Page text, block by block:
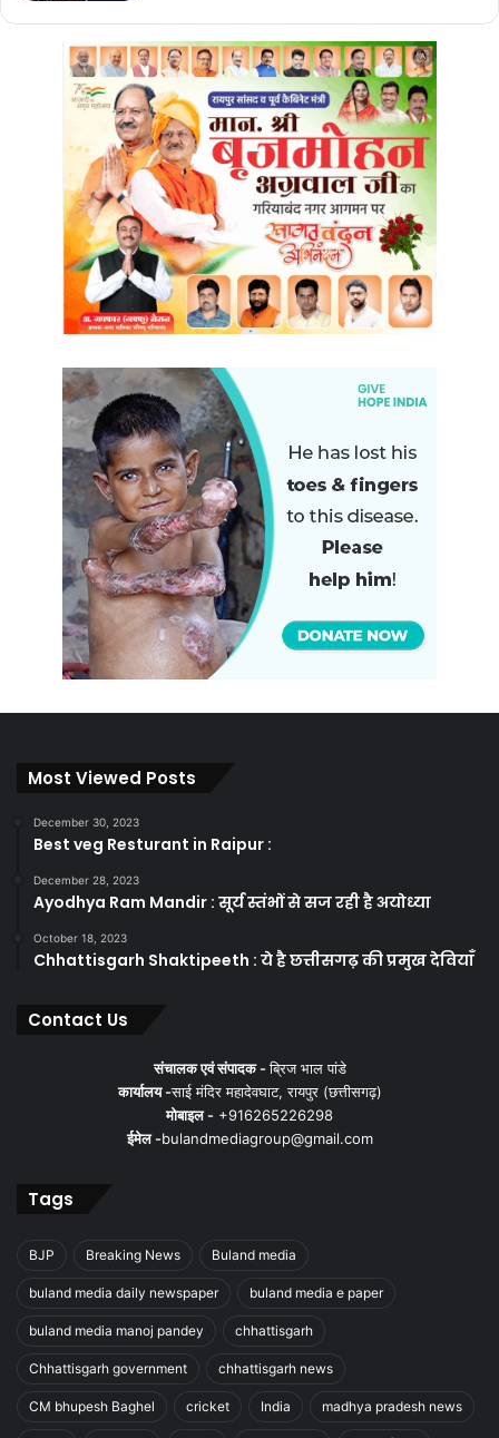
Most Viewed Posts
December 30, 2023
Best veg Resturant in Raipur :
December 28, 2023
Ayodhya Ram Mandir : सूर्य स्तंभों से सज रही है अयोध्या
October 18, 2023
Chhattisgarh Shaktipeeth : ये है छत्तीसगढ़ की प्रमुख देवियाँ
Contact Us
संचालक एवं संपादक -ब्रिज भाल पांडे
कार्यालय -साई मंदिर महादेवघाट, रायपुर (छत्तीसगढ़)
मोबाइल - +916265226298
ईमेल -bulandmediagroup@gmail.com
Tags
BJP Breaking News Buland media
buland media daily newspaper buland media e paper
buland media manoj pandey chhattisgarh
Chhattisgarh government chhattisgarh news
CM bhupesh Baghel cricket India madhya pradesh news